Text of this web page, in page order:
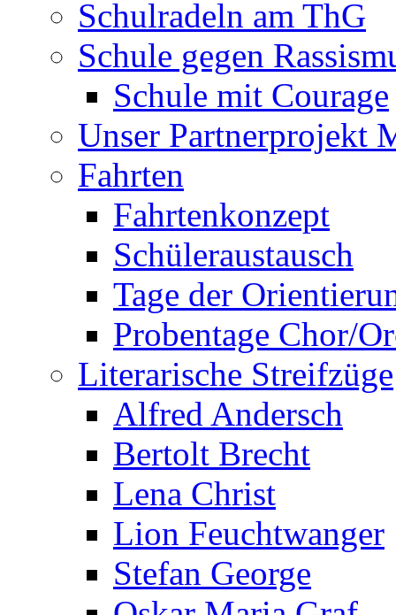
Schulradeln am ThG
Schule gegen
Schule mit Courage
Unser Partnerprojekt
Fahrten
Fahrtenkonzept
Schüleraustausch
Tage der
Probentage Chor/
Literarische Streifzüge
Alfred Andersch
Bertolt Brecht
Lena Christ
Lion Feuchtwanger
Stefan George